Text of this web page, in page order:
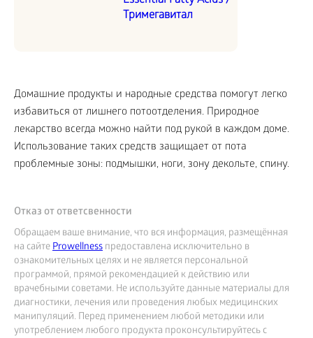
Тримегавитал
Домашние продукты и народные средства помогут легко
избавиться от лишнего потоотделения. Природное
лекарство всегда можно найти под рукой в каждом доме.
Использование таких средств защищает от пота
проблемные зоны: подмышки, ноги, зону декольте, спину.
Отказ от ответсвенности
Обращаем ваше внимание, что вся информация, размещённая
на сайтеProwellness предоставлена исключительно в
ознакомительных целях и не является персональной
программой, прямой рекомендацией к действию или
врачебными советами. Не используйте данные материалы для
диагностики, лечения или проведения любых медицинских
манипуляций. Перед применением любой методики или
употреблением любого продукта проконсультируйтесь с